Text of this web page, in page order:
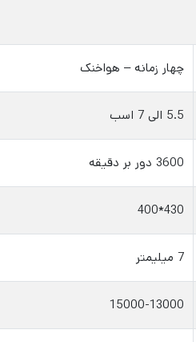
چهار زمانه – هواخنک
5.5 الی 7 اسب
3600 دور بر دقیقه
430*400
7 میلیمتر
15000-13000